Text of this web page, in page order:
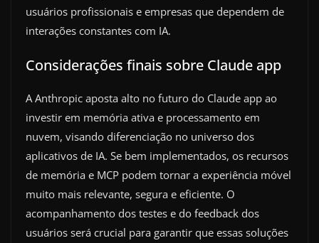
usuários profissionais e empresas que dependem de
interações constantes com IA.
Considerações finais sobre Claude app
A Anthropic aposta alto no futuro do Claude app ao
investir em memória ativa e processamento em
nuvem, visando diferenciação no universo dos
aplicativos de IA. Se bem implementados, os recursos
de memória e MCP podem tornar a experiência móvel
muito mais relevante, segura e eficiente. O
acompanhamento dos testes e do feedback dos
usuários será crucial para garantir que essas soluções